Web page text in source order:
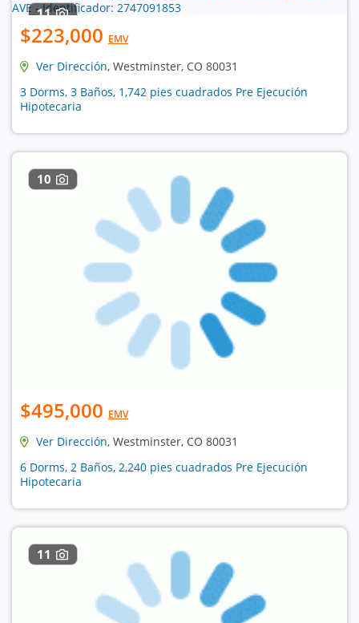
11
$223,000 EMV
Ver Dirección, Westminster, CO 80031
3 Dorms, 3 Baños, 1,742 pies cuadrados Pre Ejecución
Hipotecaria
10
$495,000 EMV
Ver Dirección, Westminster, CO 80031
6 Dorms, 2 Baños, 2,240 pies cuadrados Pre Ejecución
Hipotecaria
11